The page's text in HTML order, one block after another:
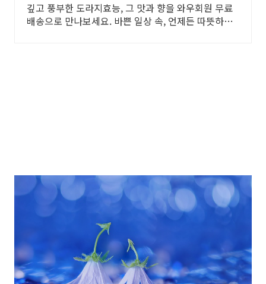
깊고 풍부한 도라지효능, 그 맛과 향을 와우회원 무료
배송으로 만나보세요. 바쁜 일상 속, 언제든 따뜻하게!